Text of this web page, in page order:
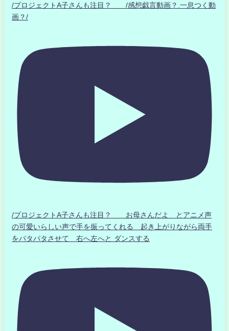
/プロジェクトA子さんも注目？ /感想戯言動画？.一息つく動
画？/
/プロジェクトA子さんも注目？ お母さんだよ とアニメ声
の可愛いらしい声で手を振ってくれる 起き上がりながら両手
をパタパタさせて 右へ左へと ダンスする